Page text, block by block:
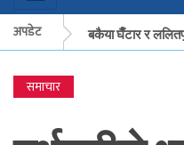
अपडेट
मकवानपुरको बकैया घैँटार र
समाचार